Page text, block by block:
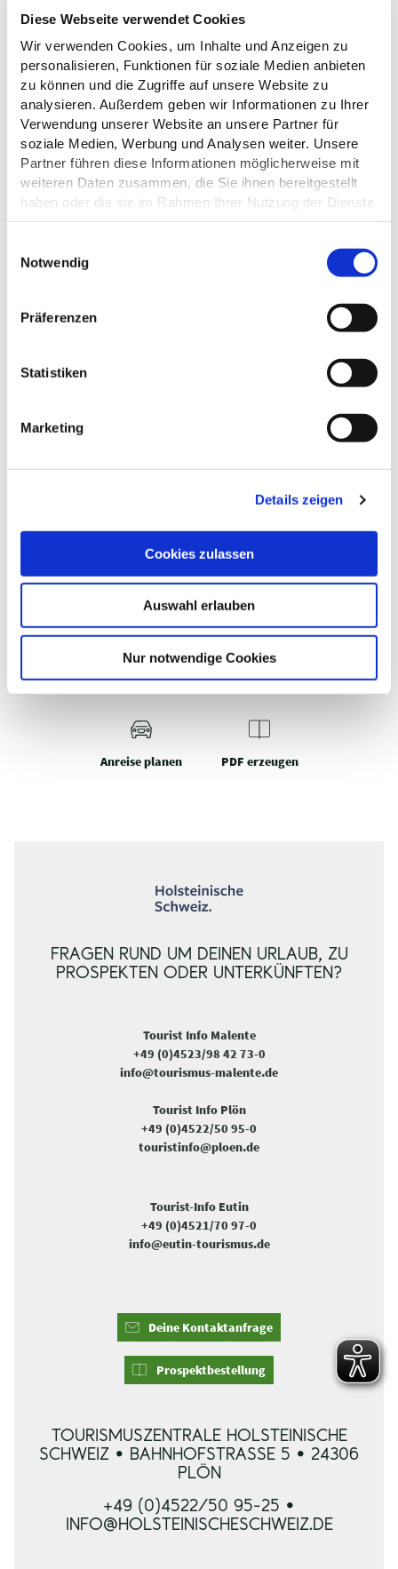
Diese Webseite verwendet Cookies
Wir verwenden Cookies, um Inhalte und Anzeigen zu
personalisieren, Funktionen für soziale Medien anbieten
zu können und die Zugriffe auf unsere Website zu
analysieren. Außerdem geben wir Informationen zu Ihrer
Verwendung unserer Website an unsere Partner für
soziale Medien, Werbung und Analysen weiter. Unsere
Partner führen diese Informationen möglicherweise mit
weiteren Daten zusammen, die Sie ihnen bereitgestellt
haben oder die sie im Rahmen Ihrer Nutzung der Dienste
gesammelt haben.
Datenschutz
Notwendig
Präferenzen
Statistiken
Marketing
Details zeigen
Cookies zulassen
Auswahl erlauben
Nur notwendige Cookies
DAS KÖNNTE DICH AUCH
INTERESSIEREN
Eutin
©TI Plön Luftfotografie Martin Elsen
WAS MÖCHTEST DU ALS
NÄCHSTES TUN?
Anreise planen PDF erzeugen
FRAGEN RUND UM DEINEN URLAUB, ZU
PROSPEKTEN ODER UNTERKÜNFTEN?
Tourist Info Malente
+49 (0)4523/98 42 73-0
info@tourismus-malente.de
Tourist Info Plön
+49 (0)4522/50 95-0
touristinfo@ploen.de
Tourist-Info Eutin
+49 (0)4521/70 97-0
info@eutin-tourismus.de
Deine Kontaktanfrage
Prospektbestellung
TOURISMUSZENTRALE HOLSTEINISCHE
SCHWEIZ • BAHNHOFSTRASSE 5 • 24306 P
LÖN
+49 (0)4522/50 95-25 •
INFO@HOLSTEINISCHESCHWEIZ.DE